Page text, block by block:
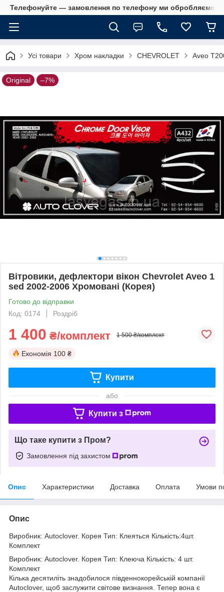
Телефонуйте — замовлення по телефону ми обробляємо в
Усі товари Хром накладки CHEVROLET Aveo
Original –7%
Вітровики, дефлектори вікон Chevrolet Aveo 1
sed 2002-2006 Хромовані (Корея)
Готово до відправки
Код: 0174
Роздріб
1 400 ₴/комплект 1 500 ₴/комплект
Економія 100 ₴
Купити
або
Купити з
Що таке купити з Пром?
Замовлення під захистом
Опис Характеристики Доставка Оплата Умови
Опис
Виробник: Autoclover. Корея Тип: Клеяться Кількість:4шт.
Комплект
Виробник: Autoclover. Корея Тип: Клеюча Кількість: 4 шт.
Комплект
Кілька десятиліть знадобилося південнокорейській компанії
Autoclover, щоб заслужити світове визнання. Тепер вона є